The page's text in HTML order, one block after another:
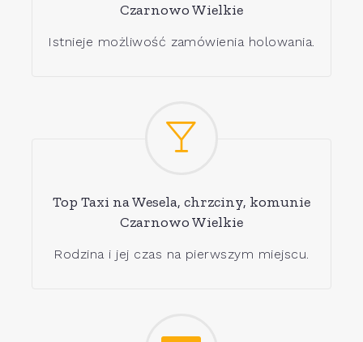
Czarnowo Wielkie
Istnieje możliwość zamówienia holowania.
Top Taxi na Wesela, chrzciny, komunie
Czarnowo Wielkie
Rodzina i jej czas na pierwszym miejscu.